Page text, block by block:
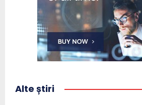
Alte știri